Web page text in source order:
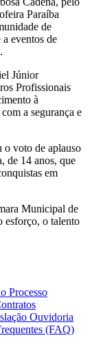
Paraíba
de
eventos de
Júnior
Profissionais
à
a segurança e
o voto de aplauso
de 14 anos, que
em
Municipal de
esforço, o talento
Processo
Ouvidoria
(FAQ)